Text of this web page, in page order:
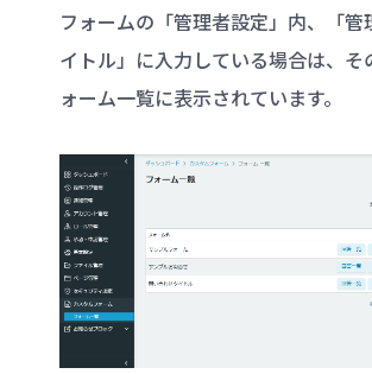
フォームの「管理者設定」内、「管
イトル」に入力している場合は、そ
ォーム一覧に表示されています。